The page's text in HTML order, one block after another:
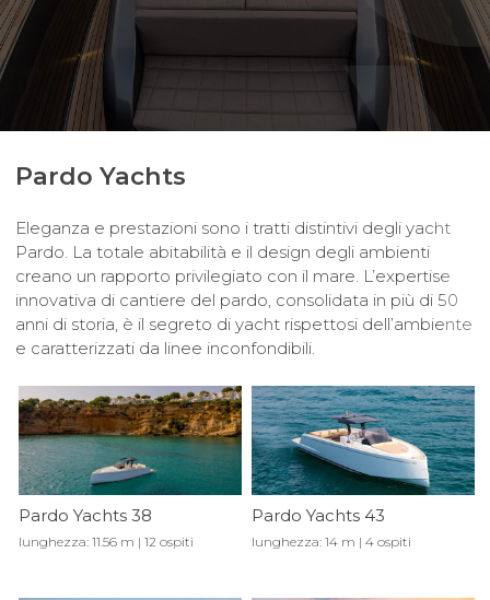
Pardo Yachts
Eleganza e prestazioni sono i tratti distintivi degli yacht
Pardo. La totale abitabilità e il design degli ambienti
creano un rapporto privilegiato con il mare. L’expertise
innovativa di cantiere del pardo, consolidata in più di 50
anni di storia, è il segreto di yacht rispettosi dell’ambiente
e caratterizzati da linee inconfondibili.
Pardo Yachts 38
lunghezza: 11.56 m | 12 ospiti
Pardo Yachts 43
lunghezza: 14 m | 4 ospiti